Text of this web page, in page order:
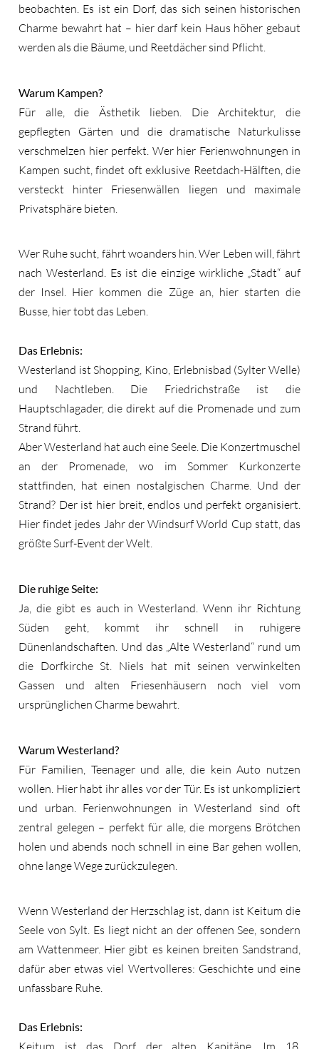
beobachten. Es ist ein Dorf, das sich seinen historischen
Charme bewahrt hat – hier darf kein Haus höher gebaut
werden als die Bäume, und Reetdächer sind Pflicht.
Warum Kampen?
Für alle, die Ästhetik lieben. Die Architektur, die
gepflegten Gärten und die dramatische Naturkulisse
verschmelzen hier perfekt. Wer hier Ferienwohnungen in
Kampen sucht, findet oft exklusive Reetdach-Hälften, die
versteckt hinter Friesenwällen liegen und maximale
Privatsphäre bieten.
Wer Ruhe sucht, fährt woanders hin. Wer Leben will, fährt
nach Westerland. Es ist die einzige wirkliche „Stadt“ auf
der Insel. Hier kommen die Züge an, hier starten die
Busse, hier tobt das Leben.
Das Erlebnis:
Westerland ist Shopping, Kino, Erlebnisbad (Sylter Welle)
und Nachtleben. Die Friedrichstraße ist die
Hauptschlagader, die direkt auf die Promenade und zum
Strand führt.
Aber Westerland hat auch eine Seele. Die Konzertmuschel
an der Promenade, wo im Sommer Kurkonzerte
stattfinden, hat einen nostalgischen Charme. Und der
Strand? Der ist hier breit, endlos und perfekt organisiert.
Hier findet jedes Jahr der Windsurf World Cup statt, das
größte Surf-Event der Welt.
Die ruhige Seite:
Ja, die gibt es auch in Westerland. Wenn ihr Richtung
Süden geht, kommt ihr schnell in ruhigere
Dünenlandschaften. Und das „Alte Westerland“ rund um
die Dorfkirche St. Niels hat mit seinen verwinkelten
Gassen und alten Friesenhäusern noch viel vom
ursprünglichen Charme bewahrt.
Warum Westerland?
Für Familien, Teenager und alle, die kein Auto nutzen
wollen. Hier habt ihr alles vor der Tür. Es ist unkompliziert
und urban. Ferienwohnungen in Westerland sind oft
zentral gelegen – perfekt für alle, die morgens Brötchen
holen und abends noch schnell in eine Bar gehen wollen,
ohne lange Wege zurückzulegen.
Wenn Westerland der Herzschlag ist, dann ist Keitum die
Seele von Sylt. Es liegt nicht an der offenen See, sondern
am Wattenmeer. Hier gibt es keinen breiten Sandstrand,
dafür aber etwas viel Wertvolleres: Geschichte und eine
unfassbare Ruhe.
Das Erlebnis:
Keitum ist das Dorf der alten Kapitäne. Im 18.